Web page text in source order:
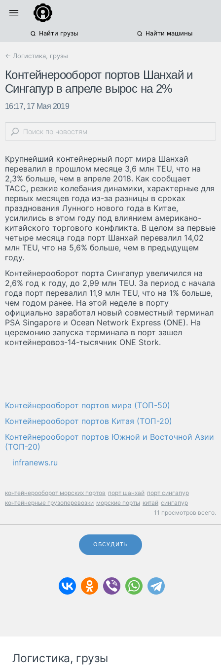
Найти грузы Найти машины
← Логистика, грузы
Контейнерооборот портов Шанхай и
Сингапур в апреле вырос на 2%
16:17, 17 Мая 2019
Крупнейший контейнерный порт мира Шанхай
перевалил в прошлом месяце 3,6 млн TEU, что на
2,3% больше, чем в апреле 2018. Как сообщает
ТАСС, резкие колебания динамики, характерные для
первых месяцев года из-за разницы в сроках
празднования Лунного нового года в Китае,
усилились в этом году под влиянием американо-
китайского торгового конфликта. В целом за первые
четыре месяца года порт Шанхай перевалил 14,02
млн TEU, что на 5,6% больше, чем в предыдущем
году.
Контейнерооборот порта Сингапур увеличился на
2,6% год к году, до 2,99 млн TEU. За период с начала
года порт перевалил 11,9 млн TEU, что на 1% больше,
чем годом ранее. На этой неделе в порту
официально заработал новый совместный терминал
PSA Singapore и Ocean Network Express (ONE). На
церемонию запуска терминала в порт зашел
контейнеровоз-14-тысячник ONE Stork.
Контейнерооборот портов мира (ТОП-50)
Контейнерооборот портов Китая (ТОП-20)
Контейнерооборот портов Южной и Восточной Азии
(ТОП-20)
infranews.ru
контейнерооборот морских портов порт шанхай порт сингапур
контейнерные грузоперевозки морские порты китай сингапур
11 просмотров всего.
ОБСУДИТЬ
Логистика, грузы